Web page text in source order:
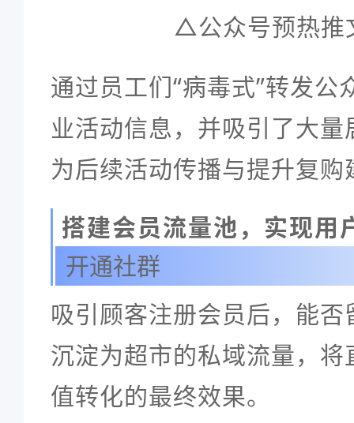
△公众号预热推
通过员工们“病毒式”转发公
业活动信息， 并吸引了大
为后续活动传播与提升复
搭建会员流量池，实现用
开通社群
吸引顾客注册会员后，能
沉淀为超市的私域流量，
值转化的最终效果。